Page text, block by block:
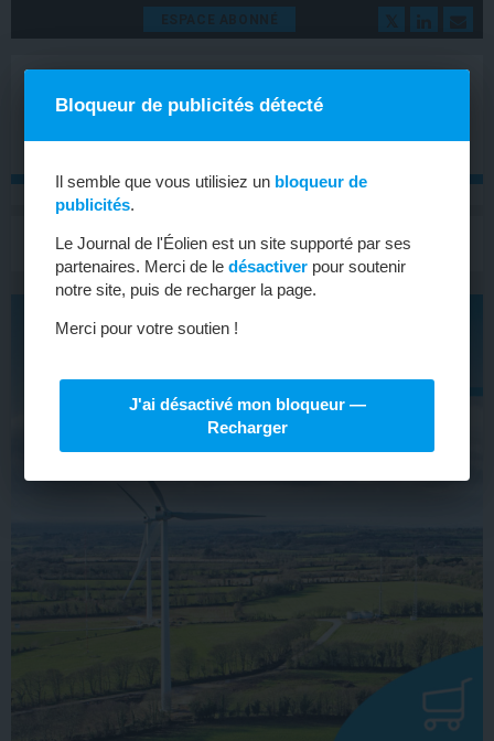
ESPACE ABONNÉ
MENU
Bloqueur de publicités détecté
Il semble que vous utilisiez un bloqueur de
publicités.
Le Journal de l'Éolien est un site supporté par ses
partenaires. Merci de ledésactiver pour soutenir
notre site, puis de recharger la page.
Merci pour votre soutien !
J'ai désactivé mon bloqueur —
Recharger